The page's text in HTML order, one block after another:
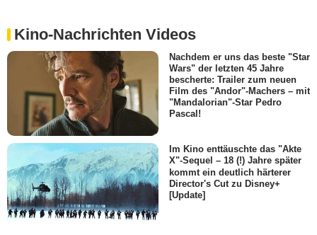
Kino-Nachrichten Videos
Nachdem er uns das beste "Star
Wars" der letzten 45 Jahre
bescherte: Trailer zum neuen
Film des "Andor"-Machers – mit
"Mandalorian"-Star Pedro
Pascal!
Im Kino enttäuschte das "Akte
X"-Sequel – 18 (!) Jahre später
kommt ein deutlich härterer
Director's Cut zu Disney+
[Update]